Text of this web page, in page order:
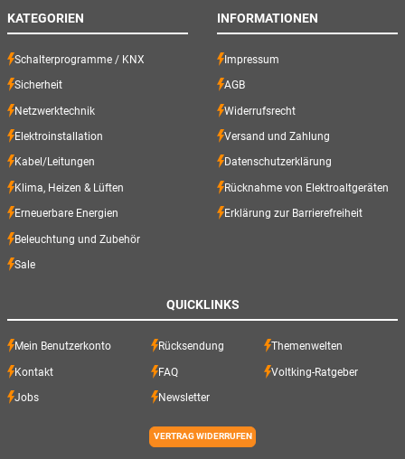
KATEGORIEN
Schalterprogramme / KNX
Sicherheit
Netzwerktechnik
Elektroinstallation
Kabel/Leitungen
Klima, Heizen & Lüften
Erneuerbare Energien
Beleuchtung und Zubehör
Sale
INFORMATIONEN
Impressum
AGB
Widerrufsrecht
Versand und Zahlung
Datenschutzerklärung
Rücknahme von Elektroaltgeräten
Erklärung zur Barrierefreiheit
QUICKLINKS
Mein Benutzerkonto Rücksendung Themenwelten
Kontakt FAQ Voltking-Ratgeber
Jobs Newsletter
VERTRAG WIDERRUFEN